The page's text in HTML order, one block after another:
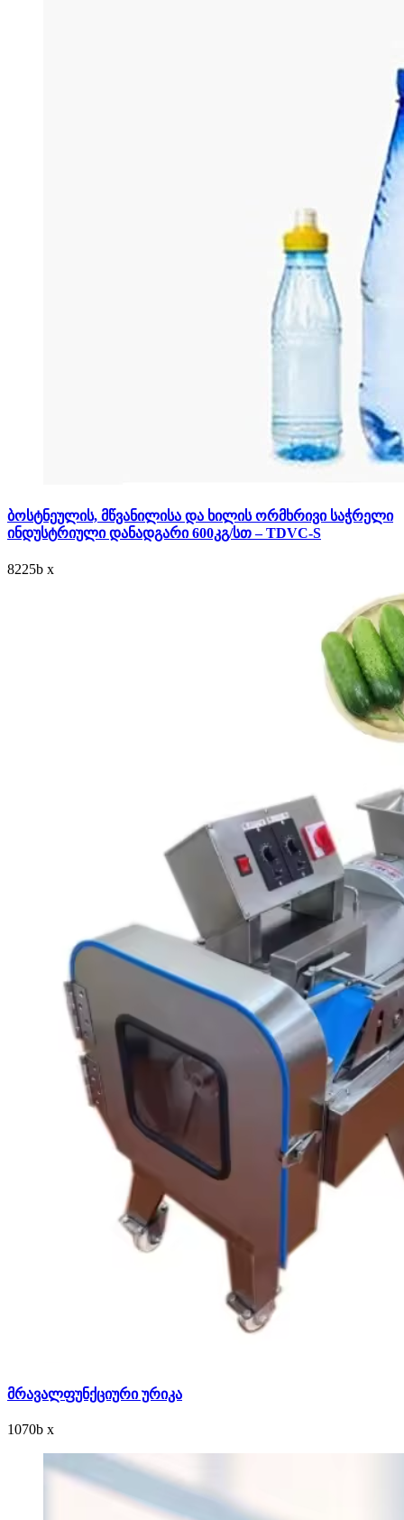
ბოსტნეულის, მწვანილისა და ხილის ორმხრივი საჭრელი
ინდუსტრიული დანადგარი 600კგ/სთ – TDVC-S
8225b x
მრავალფუნქციური ურიკა
1070b x